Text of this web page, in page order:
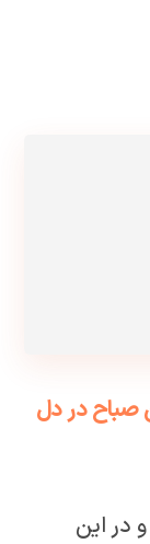
صباح در دل
در این